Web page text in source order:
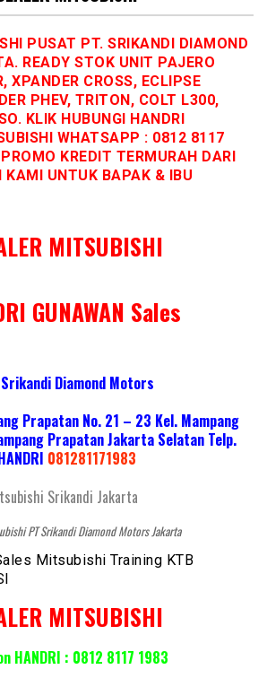
PUSAT PT. SRIKANDI DIAMOND
READY STOK UNIT PAJERO
XPANDER CROSS, ECLIPSE
PHEV, TRITON, COLT L300,
KLIK HUBUNGI HANDRI
WHATSAPP : 0812 8117
KREDIT TERMURAH DARI
KAMI UNTUK BAPAK & IBU
MITSUBISHI
GUNAWAN Sales
Diamond Motors
Prapatan No. 21 – 23 Kel. Mampang
Prapatan Jakarta Selatan Telp.
081281171983
PT Srikandi Diamond Motors Jakarta
MITSUBISHI
HANDRI : 0812 8117 1983